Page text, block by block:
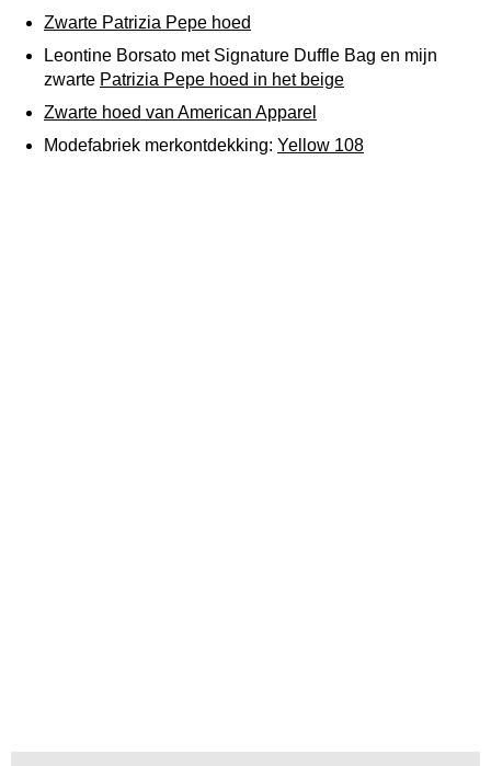
Zwarte Patrizia Pepe hoed
Leontine Borsato met Signature Duffle Bag en mijn
zwarte Patrizia Pepe hoed in het beige
Zwarte hoed van American Apparel
Modefabriek merkontdekking: Yellow 108